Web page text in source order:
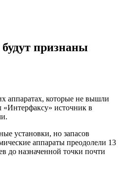
признаны
аппаратах, которые не вышли
источник в
установки, но запасов
аппараты преодолели 13
до назначенной точки почти